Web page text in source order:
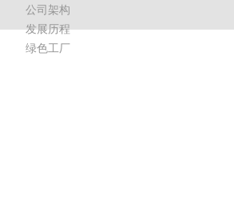
公司架构
发展历程
绿色工厂